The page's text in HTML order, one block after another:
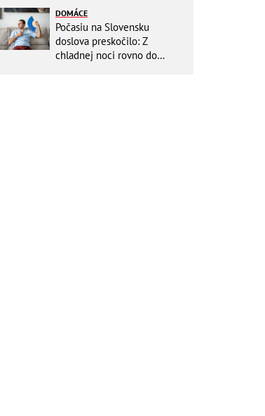
DOMÁCE
Počasiu na Slovensku
doslova preskočilo: Z
chladnej noci rovno do